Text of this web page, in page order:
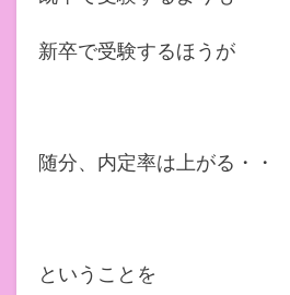
新卒で受験するほうが
随分、内定率は上がる・・
ということを